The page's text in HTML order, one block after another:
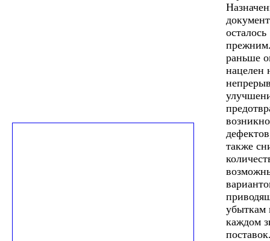
осталось
раньше
нацелен
также
убыткам
каждом